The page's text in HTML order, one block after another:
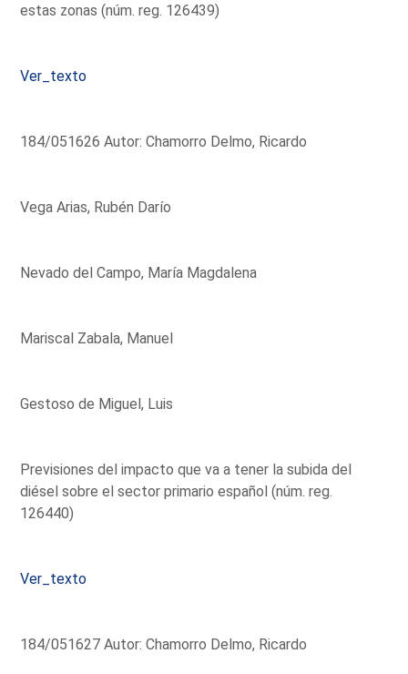
estas zonas (núm. reg. 126439)
Ver_texto
184/051626 Autor: Chamorro Delmo, Ricardo
Vega Arias, Rubén Darío
Nevado del Campo, María Magdalena
Mariscal Zabala, Manuel
Gestoso de Miguel, Luis
Previsiones del impacto que va a tener la subida del
diésel sobre el sector primario español (núm. reg.
126440)
Ver_texto
184/051627 Autor: Chamorro Delmo, Ricardo